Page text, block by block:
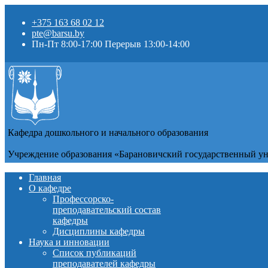
+375 163 68 02 12
pte@barsu.by
Пн-Пт 8:00-17:00 Перерыв 13:00-14:00
Кафедра дошкольного и начального образования
Учреждение образования «Барановичский государственный
Главная
О кафедре
Профессорско-
преподавательский состав
кафедры
Дисциплины кафедры
Наука и инновации
Список публикаций
преподавателей кафедры